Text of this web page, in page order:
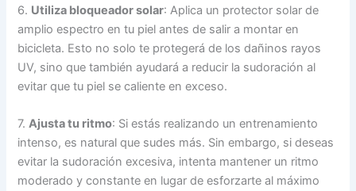
6. Utiliza bloqueador solar: Aplica un protector solar de
amplio espectro en tu piel antes de salir a montar en
bicicleta. Esto no solo te protegerá de los dañinos rayos
UV, sino que también ayudará a reducir la sudoración al
evitar que tu piel se caliente en exceso.
7.Ajusta tu ritmo: Si estás realizando un entrenamiento
intenso, es natural que sudes más. Sin embargo, si deseas
evitar la sudoración excesiva, intenta mantener un ritmo
moderado y constante en lugar de esforzarte al máximo